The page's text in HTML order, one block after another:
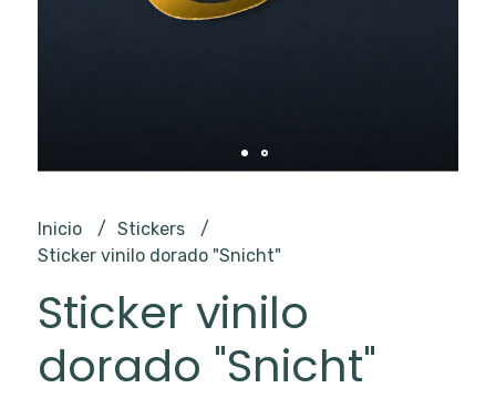
Inicio
Stickers
Sticker vinilo dorado "Snicht"
Sticker vinilo
dorado "Snicht"